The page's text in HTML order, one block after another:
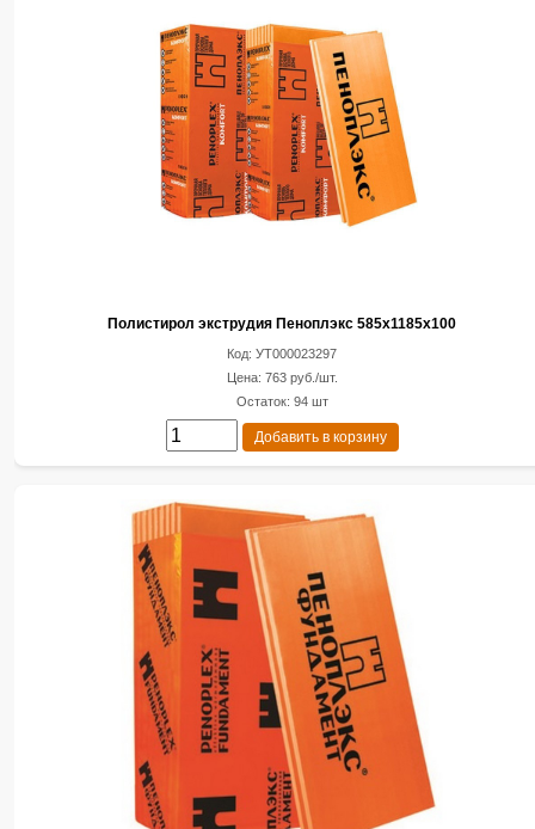
Полистирол экструдия Пеноплэкс 585х1185х100
Код: УТ000023297
Цена: 763 руб./шт.
Остаток: 94 шт
Добавить в корзину